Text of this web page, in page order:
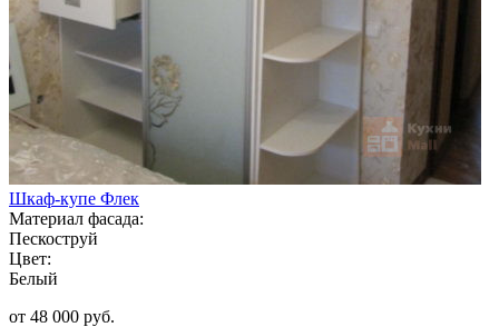
Шкаф-купе Флек
Материал фасада:
Пескоструй
Цвет:
Белый
от 48 000 руб.